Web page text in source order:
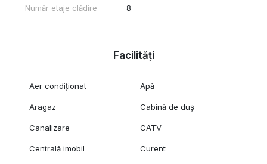
Număr etaje clădire 8
Facilități
Aer condiționat Apă
Aragaz Cabină de duș
Canalizare CATV
Centrală imobil Curent